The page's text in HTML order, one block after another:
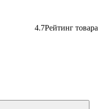
4.7Рейтинг товара